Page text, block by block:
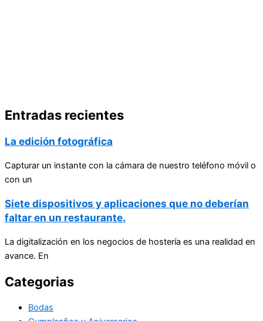
Entradas recientes
La edición fotográfica
Capturar un instante con la cámara de nuestro teléfono móvil o
con un
Siete dispositivos y aplicaciones que no deberían
faltar en un restaurante.
La digitalización en los negocios de hostería es una realidad en
avance. En
Categorias
Bodas